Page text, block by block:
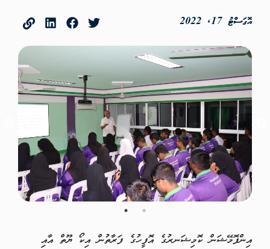
އޮގަސްޓު 17, 2022
އިންފޮމޭޝަން ކޮމިޝަނރުގެ އޮފީހުގެ ފަރާތުން އިކޯ ޔޫތް އާއި